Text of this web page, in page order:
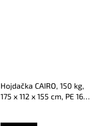
Hojdačka CAIRO, 150 kg,
175 x 112 x 155 cm, PE 160 g